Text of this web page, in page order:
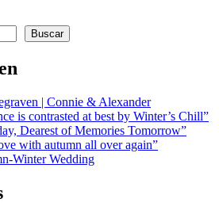
Buscar
| Connie & Alexander
is contrasted at best by Winter’s Chill”
Dearest of Memories Tomorrow”
with autumn all over again”
Winter Wedding